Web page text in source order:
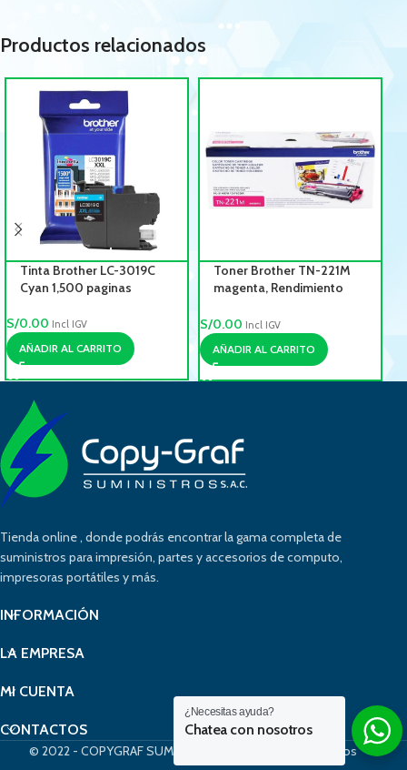
Productos relacionados
Tinta Brother LC-3019C
Cyan 1,500 paginas
S/0.00 Incl IGV
AÑADIR AL CARRITO
Toner Brother TN-221M
magenta, Rendimiento
S/0.00 Incl IGV
AÑADIR AL CARRITO
Tienda online , donde podrás encontrar la gama completa de
suministros para impresión, partes y accesorios de computo,
impresoras portátiles y más.
INFORMACIÓN
LA EMPRESA
MI CUENTA
CONTACTOS
© 2022 - COPYGRAF SUMINISTROS - Derchos Reservados
¿Necesitas ayuda?
Chatea con nosotros